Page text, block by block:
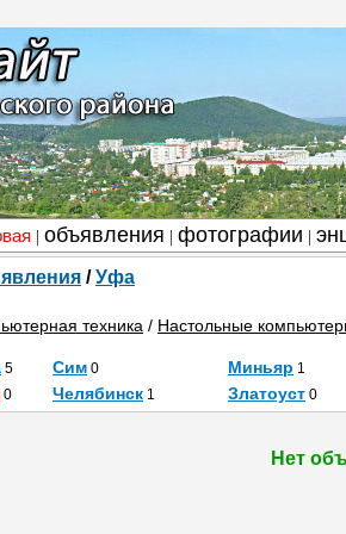
объявления фотографии
/Уфа
техника / Настольные
5 Сим 0 Миньяр 1
0 Челябинск 1 Златоуст 0
Нет